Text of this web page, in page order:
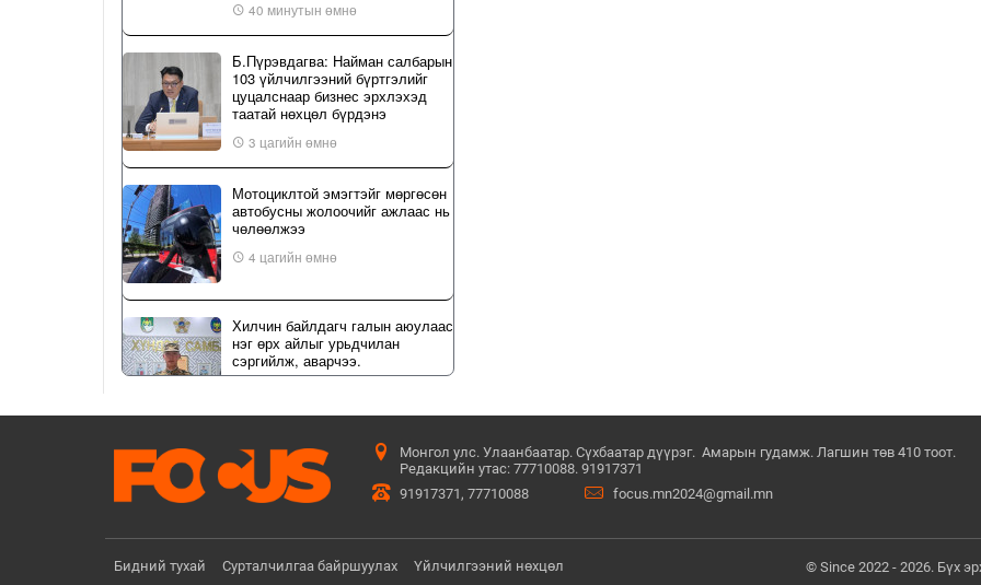
40 минутын өмнө
Б.Пүрэвдагва: Найман салбарын
103 үйлчилгээний бүртгэлийг
цуцалснаар бизнес эрхлэхэд
таатай нөхцөл бүрдэнэ
3 цагийн өмнө
Мотоциклтой эмэгтэйг мөргөсөн
автобусны жолоочийг ажлаас нь
чөлөөлжээ
4 цагийн өмнө
Хилчин байлдагч галын аюулаас
нэг өрх айлыг урьдчилан
сэргийлж, аварчээ.
УИХ-ын дарга С.Бямбацогт
төрийг төлөөлөн Сутай хайрхны
тэнгэрийг тахих төрийн тахилгад
7 цагийн өмнө
Монгол улс. Улаанбаатар. Сүхбаатар дүүрэг. Амарын гудамж. Лагшин төв 410 тоот.
Редакцийн утас: 77710088. 91917371
91917371, 77710088
focus.mn2024@gmail.mn
Бидний тухай Сурталчилгаа байршуулах Үйлчилгээний нөхцөл © Since 2022 - 2026. Бүх